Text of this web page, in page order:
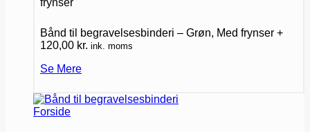
Bånd til begravelsesbinderi – Grøn, Med frynser +
120,00 kr. ink. moms
Se Mere
Forside